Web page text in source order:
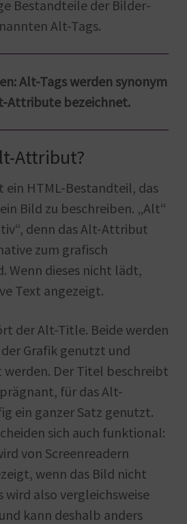
Bestandteile der Bilder-
Alt-Tags.
Alt-Tags werden synonym
Attribute bezeichnet.
Attribut?
HTML-Bestandteil, das
Bild zu beschreiben. „Alt“
denn das Alt-Attribut
zum grafisch
Wenn dieses nicht lädt,
Text angezeigt.
der Alt-Title. Beide werden
Grafik genutzt und
Der Titel beschreibt
für das Alt-
ein ganzer Satz genutzt.
sich auch funktional:
von Screenreadern
wenn das Bild nicht
wird also vergleichsweise
kann deshalb anders